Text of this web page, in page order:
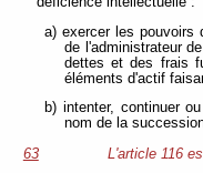
a) exercer les pouvoirs
de l'administrateur
dettes et des frais
éléments d'actif
b) intenter, continuer
nom de la
63
L'article 116